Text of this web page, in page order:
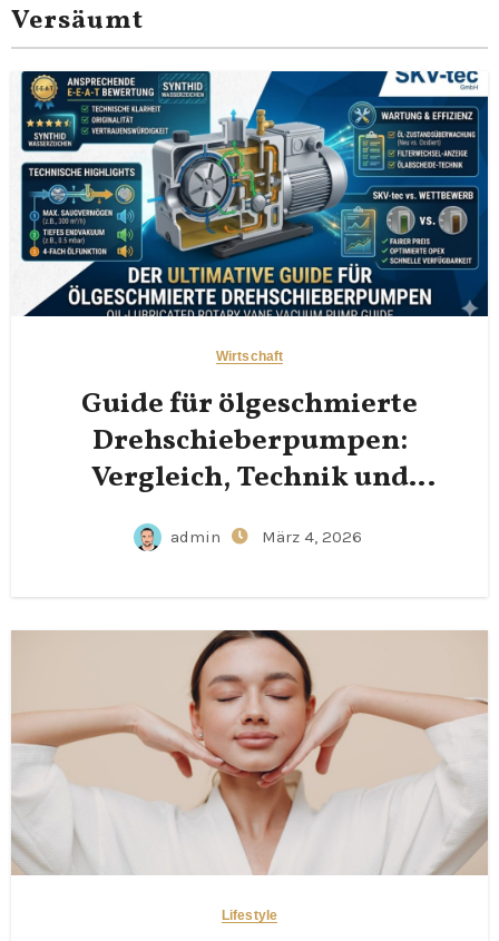
Versäumt
Wirtschaft
Guide für ölgeschmierte
Drehschieberpumpen:
Vergleich, Technik und
admin März 4, 2026
Lifestyle